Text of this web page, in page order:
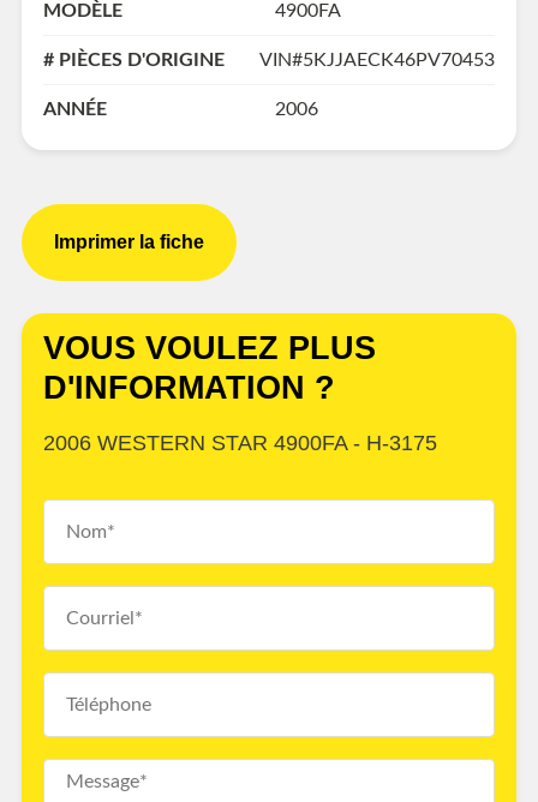
MODÈLE 4900FA
# PIÈCES D'ORIGINE VIN#5KJJAECK46PV70453
ANNÉE 2006
Imprimer la fiche
VOUS VOULEZ PLUS
D'INFORMATION ?
2006 WESTERN STAR 4900FA - H-3175